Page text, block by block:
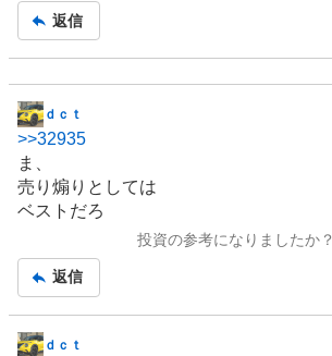
返信
掲
示
板
記
事
ｄｃｔ
>>32935
ま、
売り煽りとしては
ベストだろ
投資の参考になりましたか？
返信
ｄｃｔ